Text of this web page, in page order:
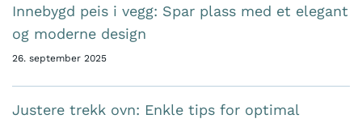
Innebygd peis i vegg: Spar plass med et elegant
og moderne design
26. september 2025
Justere trekk ovn: Enkle tips for optimal